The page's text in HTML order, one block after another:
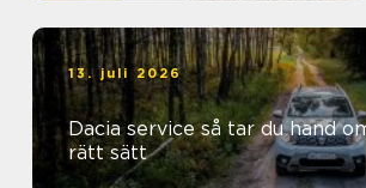
13. juli 2026
Dacia service så tar du hand om bilen på
rätt sätt